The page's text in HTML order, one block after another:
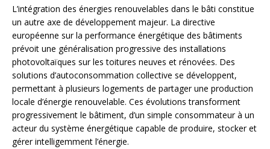
L’intégration des énergies renouvelables dans le bâti constitue
un autre axe de développement majeur. La directive
européenne sur la performance énergétique des bâtiments
prévoit une généralisation progressive des installations
photovoltaïques sur les toitures neuves et rénovées. Des
solutions d’autoconsommation collective se développent,
permettant à plusieurs logements de partager une production
locale d’énergie renouvelable. Ces évolutions transforment
progressivement le bâtiment, d’un simple consommateur à un
acteur du système énergétique capable de produire, stocker et
gérer intelligemment l’énergie.